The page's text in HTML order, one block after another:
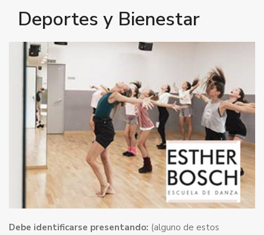
Deportes y Bienestar
Debe identificarse presentando: (alguno de estos